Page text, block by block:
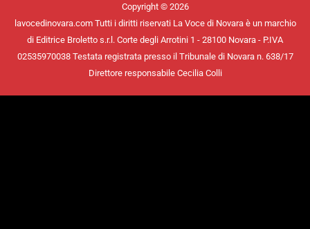
Copyright © 2026
lavocedinovara.com Tutti i diritti riservati La Voce di Novara è un marchio
di Editrice Broletto s.r.l. Corte degli Arrotini 1 - 28100 Novara - P.IVA
02535970038 Testata registrata presso il Tribunale di Novara n. 638/17
Direttore responsabile Cecilia Colli